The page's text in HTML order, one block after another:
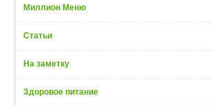
Миллион Меню
Статьи
На заметку
Здоровое питание